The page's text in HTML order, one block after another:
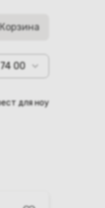
Корзина
00
для ноутбука HP